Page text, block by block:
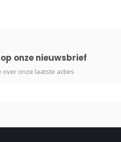
onze nieuwsbrief
over onze laatste acties